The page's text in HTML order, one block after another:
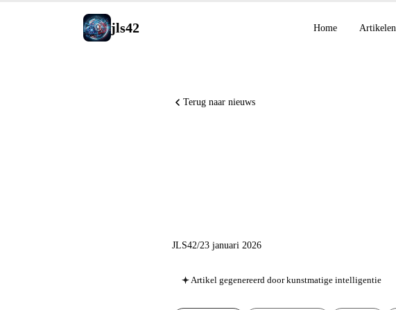
jls42 Home Artikelen
Terug naar nieuws
JLS42/23 januari 2026
Artikel gegenereerd door kunstmatige intelligentie